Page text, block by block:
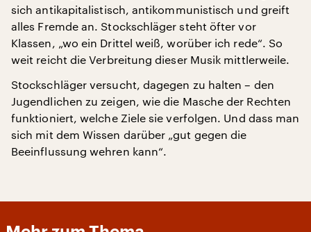
sich antikapitalistisch, antikommunistisch und greift
alles Fremde an. Stockschläger steht öfter vor
Klassen, „wo ein Drittel weiß, worüber ich rede“. So
weit reicht die Verbreitung dieser Musik mittlerweile.
Stockschläger versucht, dagegen zu halten – den
Jugendlichen zu zeigen, wie die Masche der Rechten
funktioniert, welche Ziele sie verfolgen. Und dass man
sich mit dem Wissen darüber „gut gegen die
Beeinflussung wehren kann“.